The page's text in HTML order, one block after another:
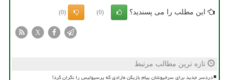
این مطلب را می پسندید؟ (0)
(0)
X
تازه ترین مطالب مرتبط
دردسر جدید برای سرخپوشان پیام بازیکن مازادی که پرسپولیس را نگران کرد!